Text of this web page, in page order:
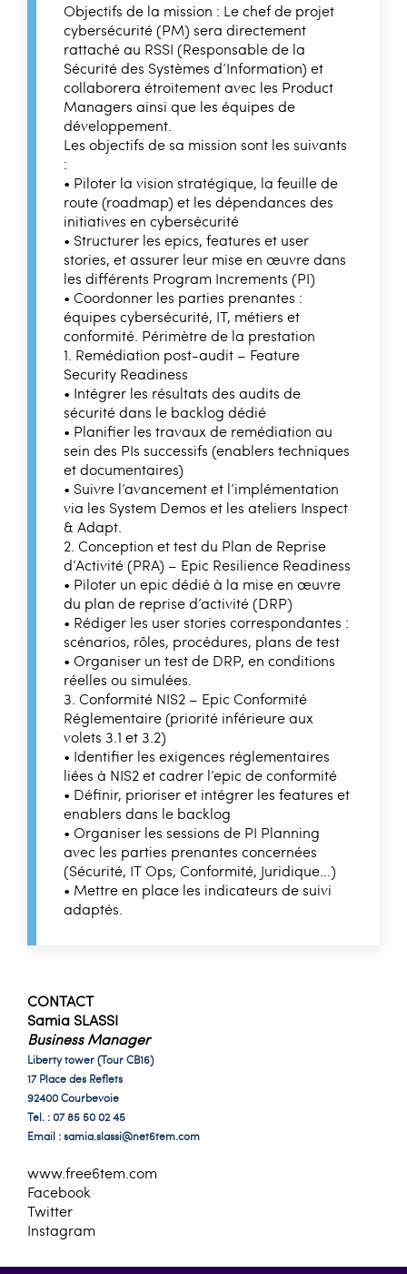
Objectifs de la mission : Le chef de projet
cybersécurité (PM) sera directement
rattaché au RSSI (Responsable de la
Sécurité des Systèmes d’Information) et
collaborera étroitement avec les Product
Managers ainsi que les équipes de
développement.
Les objectifs de sa mission sont les suivants
:
• Piloter la vision stratégique, la feuille de
route (roadmap) et les dépendances des
initiatives en cybersécurité
• Structurer les epics, features et user
stories, et assurer leur mise en œuvre dans
les différents Program Increments (PI)
• Coordonner les parties prenantes :
équipes cybersécurité, IT, métiers et
conformité. Périmètre de la prestation
1. Remédiation post-audit – Feature
Security Readiness
• Intégrer les résultats des audits de
sécurité dans le backlog dédié
• Planifier les travaux de remédiation au
sein des PIs successifs (enablers techniques
et documentaires)
• Suivre l’avancement et l’implémentation
via les System Demos et les ateliers Inspect
& Adapt.
2. Conception et test du Plan de Reprise
d’Activité (PRA) – Epic Resilience Readiness
• Piloter un epic dédié à la mise en œuvre
du plan de reprise d’activité (DRP)
• Rédiger les user stories correspondantes :
scénarios, rôles, procédures, plans de test
• Organiser un test de DRP, en conditions
réelles ou simulées.
3. Conformité NIS2 – Epic Conformité
Réglementaire (priorité inférieure aux
volets 3.1 et 3.2)
• Identifier les exigences réglementaires
liées à NIS2 et cadrer l’epic de conformité
• Définir, prioriser et intégrer les features et
enablers dans le backlog
• Organiser les sessions de PI Planning
avec les parties prenantes concernées
(Sécurité, IT Ops, Conformité, Juridique…)
• Mettre en place les indicateurs de suivi
adaptés.
CONTACT
Samia SLASSI
Business Manager
Liberty tower (Tour CB16)
17 Place des Reflets
92400 Courbevoie
Tel. : 07 85 50 02 45
Email :samia.slassi@net6tem.com
www.free6tem.com
Facebook
Twitter
Instagram